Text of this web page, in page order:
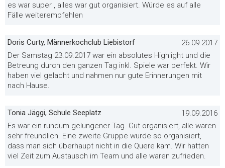
es war super , alles war gut organisiert. Würde es auf alle
Fälle weiterempfehlen
Doris Curty, Männerkochclub Liebistorf
26.09.2017
Der Samstag 23.09.2017 war ein absolutes Highlight und die
Betreung durch den ganzen Tag inkl. Spiele war perfekt. Wir
haben viel gelacht und nahmen nur gute Erinnerungen mit
nach Hause.
Tonia Jäggi, Schule Seeplatz
19.09.2016
Es war ein rundum gelungener Tag. Gut organisiert, alle waren
sehr freundlich. Eine zweite Gruppe wurde so organisiert,
dass man sich überhaupt nicht in die Quere kam. Wir hatten
viel Zeit zum Austausch im Team und alle waren zufrieden.